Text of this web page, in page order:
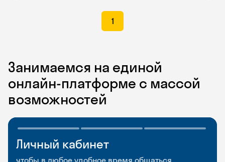
1
Занимаемся на единой
онлайн-платформе с массой
возможностей
Личный кабинет
чтобы в любое удобное время общаться
Мобильное
приложение
Разговорные клубы
и Talks